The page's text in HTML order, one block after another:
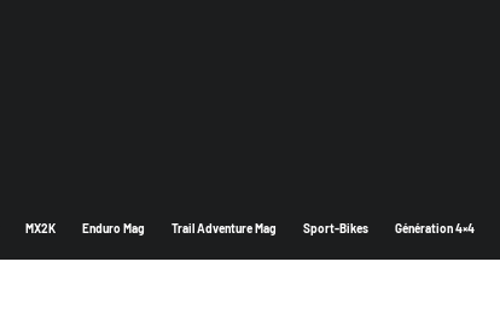
MX2K Enduro Mag Trail Adventure Mag Sport-Bikes Génération 4×4